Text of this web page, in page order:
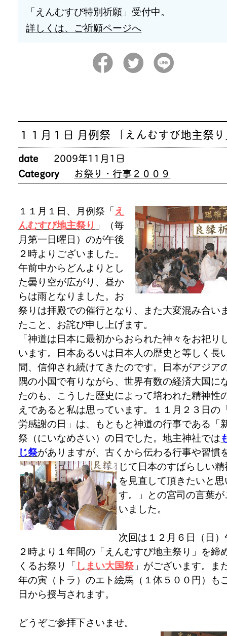
「えんむすび特別祈願」受付中。
詳しくは、ご祈願ページへ
１１月１日 月例祭 「えんむすび地主祭
date
2009年11月1日
Category
お祭り・行事２００９
１１月１日、月例祭「 え
んむすび地主祭り 」（毎
月第一日曜日）のが午後
２時よりございました。
午前中からどんよりとし
た曇り空が広がり、昼か
らは雨となりました。お
祭りは拝殿での催行となり、また大変混み合い
たこと、お詫び申し上げます。
「神道は日本に最初からおられた神々をお祀り
います。日本あるいは日本人の歴史と等しく長
間、信仰され続けてきたのです。日本がアジア
隅の小国で有りながら、世界有数の経済大国に
たのも、こうした歴史によって培われた精神性
えであると私は思っています。１１月２３日の
労感謝の日」は、もともと神道の行事である「
祭（にいなめさい）の日でした。地主神社では
じ祭がありますが、古くから伝わる行事や習慣
じて日本のすばらしい精
を見直して頂きたいと思
す。」との宮司の言葉が
いました。
次回は１２月６日（日）
２時より１年間の「えんむすび地主祭り」を締
くるお祭り「 しまい大国祭」がございます。ま
年の寅（トラ）のエト絵馬（１体５００円）も
日から授与されます。
どうぞご参拝下さいませ。